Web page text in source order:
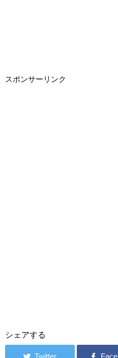
スポンサーリンク
シェアする